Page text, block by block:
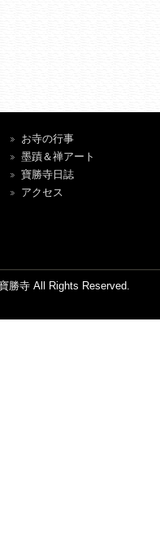
お寺の行事
墨蹟＆禅アート
寶勝寺日誌
アクセス
勝寺 All Rights Reserved.